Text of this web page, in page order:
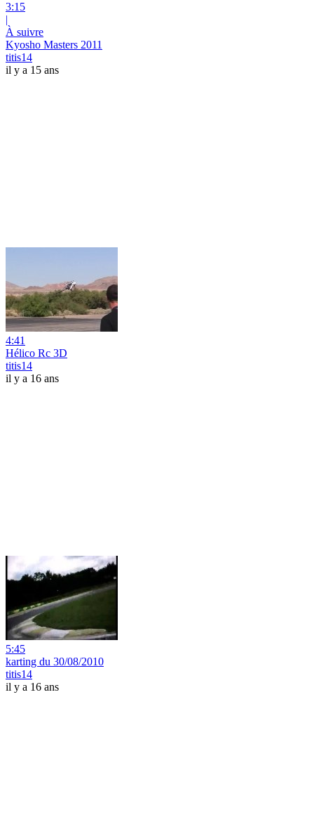
3:15
|
À suivre
Kyosho Masters 2011
titis14
il y a 15 ans
4:41
Hélico Rc 3D
titis14
il y a 16 ans
5:45
karting du 30/08/2010
titis14
il y a 16 ans